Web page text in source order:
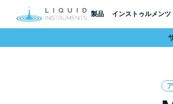
製品 インストゥルメンツ